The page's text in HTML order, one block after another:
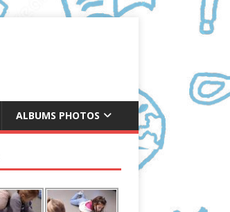
ALBUMS PHOTOS